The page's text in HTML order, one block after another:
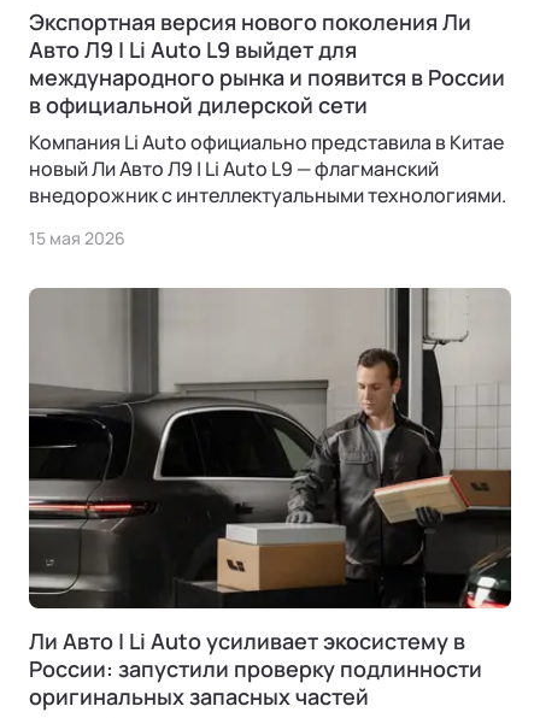
Экспортная версия нового поколения Ли
Авто Л9 | Li Auto L9 выйдет для
международного рынка и появится в России
в официальной дилерской сети
Компания Li Auto официально представила в Китае
новый Ли Авто Л9 | Li Auto L9 — флагманский
внедорожник с интеллектуальными технологиями.
15 мая 2026
Ли Авто | Li Auto усиливает экосистему в
России: запустили проверку подлинности
оригинальных запасных частей